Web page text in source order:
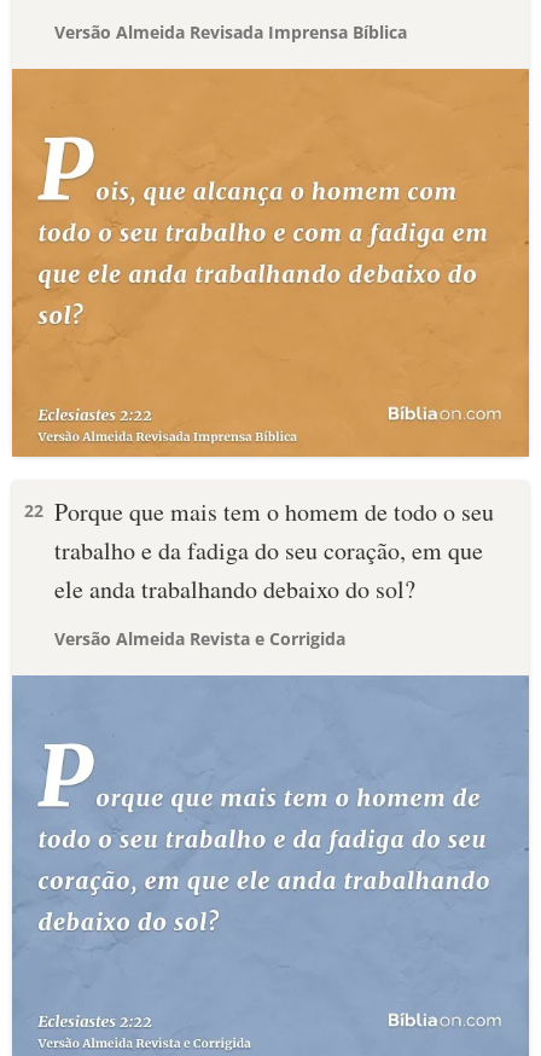
Versão Almeida Revisada Imprensa Bíblica
22 Porque que mais tem o homem de todo o seu
trabalho e da fadiga do seu coração, em que
ele anda trabalhando debaixo do sol?
Versão Almeida Revista e Corrigida